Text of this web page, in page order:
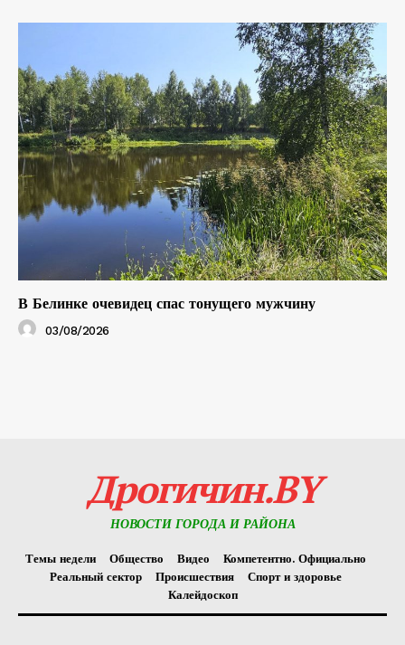
В Белинке очевидец спас тонущего мужчину
03/08/2026
Дрогичин.BY
НОВОСТИ ГОРОДА И РАЙОНА
Темы недели Общество Видео
Компетентно. Официально
Реальный сектор
Происшествия
Спорт и здоровье
Калейдоскоп